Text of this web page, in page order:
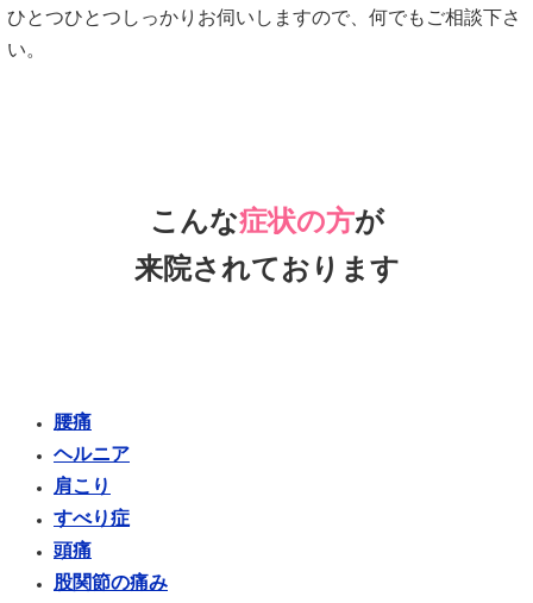
ひとつひとつしっかりお伺いしますので、何でもご相談下さ
い。
こんな症状の方が
来院されております
腰痛
ヘルニア
肩こり
すべり症
頭痛
股関節の痛み